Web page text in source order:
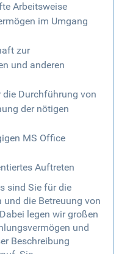
Arbeitsweise
im Umgang
zur
und anderen
Durchführung von
der nötigen
MS Office
Auftreten
sind Sie für die
die Betreuung von
legen wir großen
und
Beschreibung